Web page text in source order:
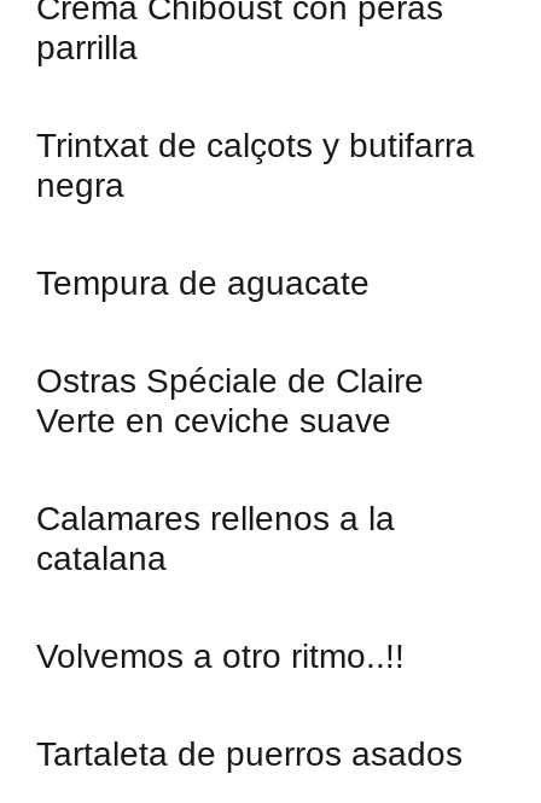
Crema Chiboust con peras
parrilla
Trintxat de calçots y butifarra
negra
Tempura de aguacate
Ostras Spéciale de Claire
Verte en ceviche suave
Calamares rellenos a la
catalana
Volvemos a otro ritmo..!!
Tartaleta de puerros asados